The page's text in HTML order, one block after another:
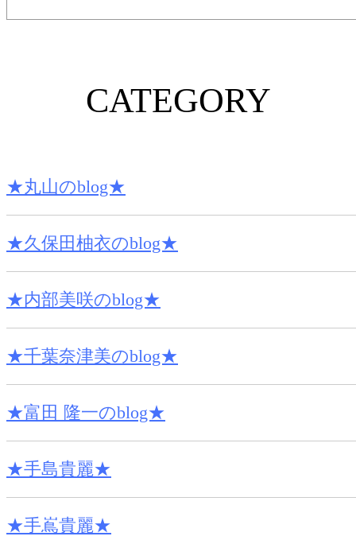
CATEGORY
★丸山のblog★
★久保田柚衣のblog★
★内部美咲のblog★
★千葉奈津美のblog★
★富田 隆一のblog★
★手島貴麗★
★手嶌貴麗★